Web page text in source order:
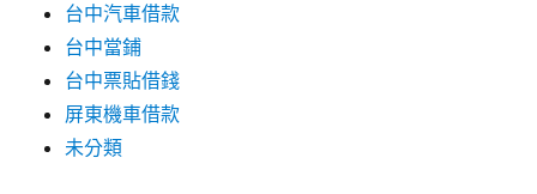
台中汽車借款
台中當鋪
台中票貼借錢
屏東機車借款
未分類